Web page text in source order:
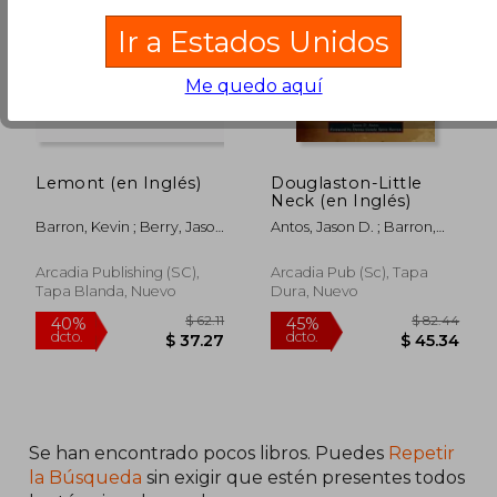
$ 62.11 40%
Lemont (en Inglés)
Barron, Kevin ; Berry, Jason
Arcadia Publishing (SC),
Tapa Blanda, Nuevo
Douglaston-Little
Neck (en Inglés)
Antos, Jason D. ; Barron,
Arcadia Pub (Sc), Tapa
Dura, Nuevo
Se han encontrado pocos libros. Puedes Repetir
la Búsqueda sin exigir que estén presentes todos
Ir a Estados Unidos
Me quedo aquí